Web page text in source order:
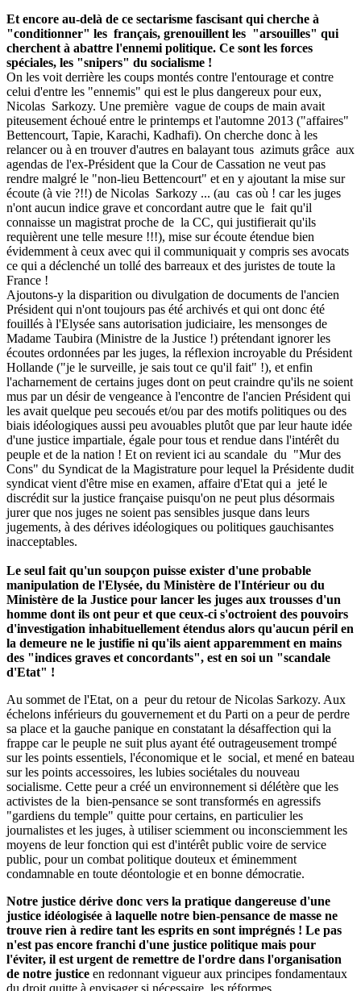
Et encore au-delà de ce sectarisme fascisant qui cherche à
"conditionner" les français, grenouillent les "arsouilles" qui
cherchent à abattre l'ennemi politique. Ce sont les forces
spéciales, les "snipers" du socialisme !
On les voit derrière les coups montés contre l'entourage et contre
celui d'entre les "ennemis" qui est le plus dangereux pour eux,
Nicolas Sarkozy. Une première vague de coups de main avait
piteusement échoué entre le printemps et l'automne 2013 ("affaires"
Bettencourt, Tapie, Karachi, Kadhafi). On cherche donc à les
relancer ou à en trouver d'autres en balayant tous azimuts grâce aux
agendas de l'ex-Président que la Cour de Cassation ne veut pas
rendre malgré le "non-lieu Bettencourt" et en y ajoutant la mise sur
écoute (à vie ?!!) de Nicolas Sarkozy ... (au cas où ! car les juges
n'ont aucun indice grave et concordant autre que le fait qu'il
connaisse un magistrat proche de la CC, qui justifierait qu'ils
requièrent une telle mesure !!!), mise sur écoute étendue bien
évidemment à ceux avec qui il communiquait y compris ses avocats
ce qui a déclenché un tollé des barreaux et des juristes de toute la
France !
Ajoutons-y la disparition ou divulgation de documents de l'ancien
Président qui n'ont toujours pas été archivés et qui ont donc été
fouillés à l'Elysée sans autorisation judiciaire, les mensonges de
Madame Taubira (Ministre de la Justice !) prétendant ignorer les
écoutes ordonnées par les juges, la réflexion incroyable du Président
Hollande ("je le surveille, je sais tout ce qu'il fait" !), et enfin
l'acharnement de certains juges dont on peut craindre qu'ils ne soient
mus par un désir de vengeance à l'encontre de l'ancien Président qui
les avait quelque peu secoués et/ou par des motifs politiques ou des
biais idéologiques aussi peu avouables plutôt que par leur haute idée
d'une justice impartiale, égale pour tous et rendue dans l'intérêt du
peuple et de la nation ! Et on revient ici au scandale du "Mur des
Cons" du Syndicat de la Magistrature pour lequel la Présidente dudit
syndicat vient d'être mise en examen, affaire d'Etat qui a jeté le
discrédit sur la justice française puisqu'on ne peut plus désormais
jurer que nos juges ne soient pas sensibles jusque dans leurs
jugements, à des dérives idéologiques ou politiques gauchisantes
inacceptables.
Le seul fait qu'un soupçon puisse exister d'une probable
manipulation de l'Elysée, du Ministère de l'Intérieur ou du
Ministère de la Justice pour lancer les juges aux trousses d'un
homme dont ils ont peur et que ceux-ci s'octroient des pouvoirs
d'investigation inhabituellement étendus alors qu'aucun péril en
la demeure ne le justifie ni qu'ils aient apparemment en mains
des "indices graves et concordants", est en soi un "scandale
d'Etat" !
Au sommet de l'Etat, on a peur du retour de Nicolas Sarkozy. Aux
échelons inférieurs du gouvernement et du Parti on a peur de perdre
sa place et la gauche panique en constatant la désaffection qui la
frappe car le peuple ne suit plus ayant été outrageusement trompé
sur les points essentiels, l'économique et le social, et mené en bateau
sur les points accessoires, les lubies sociétales du nouveau
socialisme. Cette peur a créé un environnement si délétère que les
activistes de la bien-pensance se sont transformés en agressifs
"gardiens du temple" quitte pour certains, en particulier les
journalistes et les juges, à utiliser sciemment ou inconsciemment les
moyens de leur fonction qui est d'intérêt public voire de service
public, pour un combat politique douteux et éminemment
condamnable en toute déontologie et en bonne démocratie.
Notre justice dérive donc vers la pratique dangereuse d'une
justice idéologisée à laquelle notre bien-pensance de masse ne
trouve rien à redire tant les esprits en sont imprégnés ! Le pas
n'est pas encore franchi d'une justice politique mais pour
l'éviter, il est urgent de remettre de l'ordre dans l'organisation
de notre justice en redonnant vigueur aux principes fondamentaux